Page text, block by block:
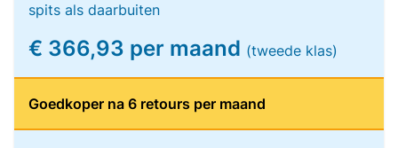
spits als daarbuiten
€ 366,93 per maand (tweede klas)
Goedkoper na 6 retours per maand